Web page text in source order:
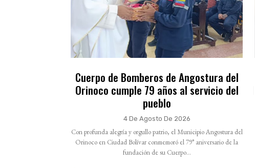
Cuerpo de Bomberos de Angostura del
Orinoco cumple 79 años al servicio del
pueblo
4 De Agosto De 2026
Con profunda alegría y orgullo patrio, el Municipio Angostura del
Orinoco en Ciudad Bolívar conmemoró el 79° aniversario de la
fundación de su Cuerpo...